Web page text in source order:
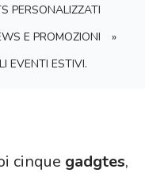
PERSONALIZZATI
E PROMOZIONI
»
EVENTI ESTIVI.
cinque gadgtes,